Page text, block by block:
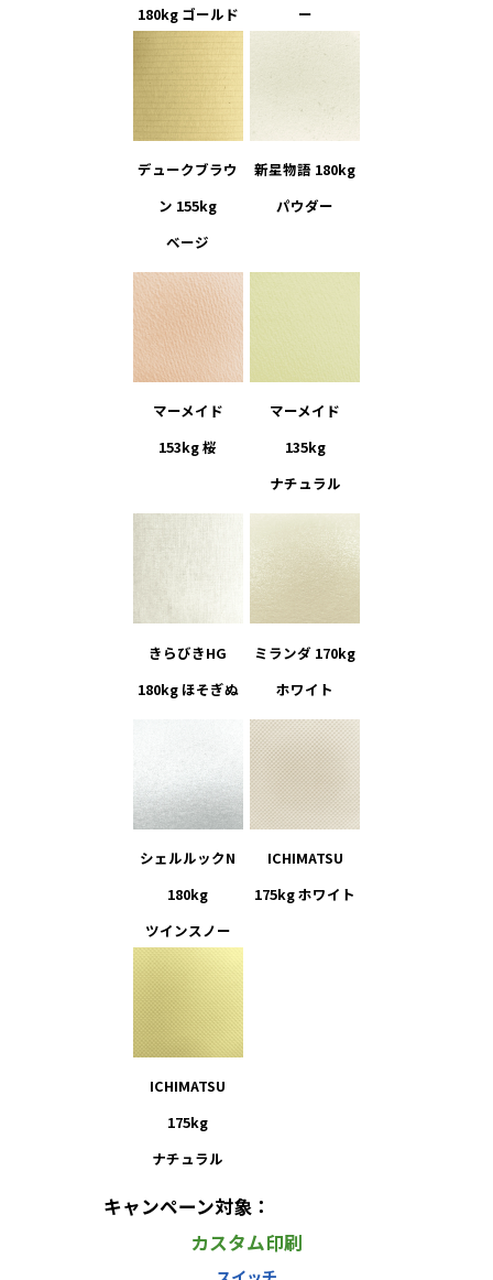
180kg ゴールド
ー
デュークブラウ
ン 155kg
ベージ
新星物語 180kg
パウダー
マーメイド
153kg 桜
マーメイド
135kg
ナチュラル
きらびきHG
180kg ほそぎぬ
ミランダ 170kg
ホワイト
シェルルックN
180kg
ツインスノー
ICHIMATSU
175kg ホワイト
ICHIMATSU
175kg
ナチュラル
キャンペーン対象：
カスタム印刷